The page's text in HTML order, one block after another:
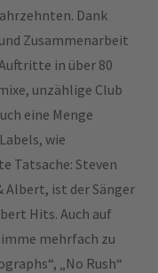
Dank
Zusammenarbeit
in über 80
unzählige Club
eine Menge
wie
Tatsache: Steven
Albert, ist der Sänger
Hits. Auch auf
mehrfach zu
„No Rush“